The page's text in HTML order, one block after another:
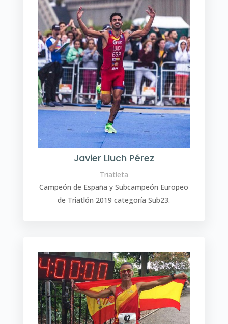
Javier Lluch Pérez
Triatleta
Campeón de España y Subcampeón Europeo
de Triatlón 2019 categoría Sub23.